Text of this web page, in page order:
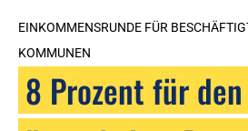
EINKOMMENSRUNDE FÜR
KOMMUNEN
8 Prozent für den